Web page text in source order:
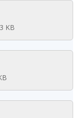
KB